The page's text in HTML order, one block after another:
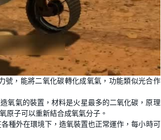
號，能將二氧化碳轉化成氧氣，功能類似光合作
氧氣的裝置，材料是火星最多的二氧化碳，原理
原子可以重新結合成氧氣分子。
種外在環境下，造氧裝置也正常運作，每小時可